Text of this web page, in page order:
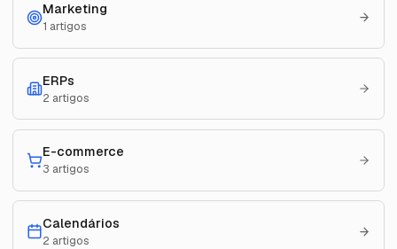
Marketing
1 artigos
ERPs
2 artigos
E-commerce
3 artigos
Calendários
2 artigos